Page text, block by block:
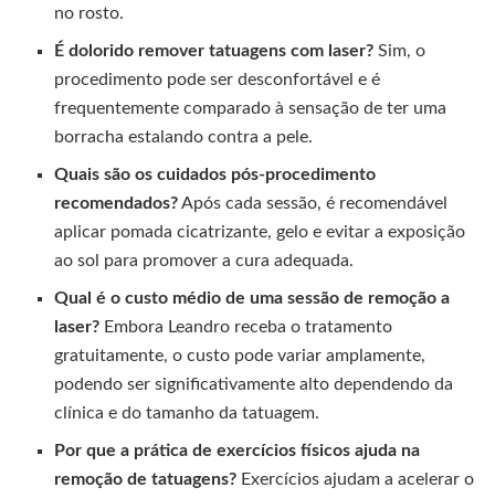
no rosto.
É dolorido remover tatuagens com laser? Sim, o
procedimento pode ser desconfortável e é
frequentemente comparado à sensação de ter uma
borracha estalando contra a pele.
Quais são os cuidados pós-procedimento
recomendados?Após cada sessão, é recomendável
aplicar pomada cicatrizante, gelo e evitar a exposição
ao sol para promover a cura adequada.
Qual é o custo médio de uma sessão de remoção a
laser? Embora Leandro receba o tratamento
gratuitamente, o custo pode variar amplamente,
podendo ser significativamente alto dependendo da
clínica e do tamanho da tatuagem.
Por que a prática de exercícios físicos ajuda na
remoção de tatuagens? Exercícios ajudam a acelerar o